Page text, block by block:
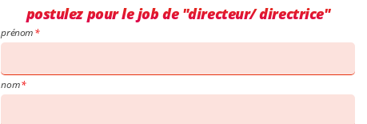
postulez pour le job de "directeur/ directrice"
prénom
nom